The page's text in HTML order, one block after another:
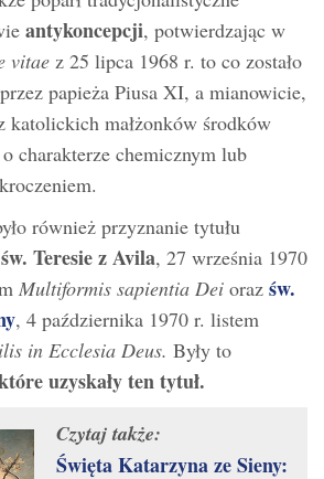
antykoncepcji, potwierdzając w
vitae z 25 lipca 1968 r. to co zostało
papieża Piusa XI, a mianowicie,
katolickich małżonków środków
charakterze chemicznym lub
również przyznanie tytułu
św. Teresie z Avila, 27 września 1970
Multiformis sapientia Dei oraz św.
, 4 października 1970 r. listem
in Ecclesia Deus. Były to
uzyskały ten tytuł.
Czytaj także:
Święta Katarzyna ze Sieny: